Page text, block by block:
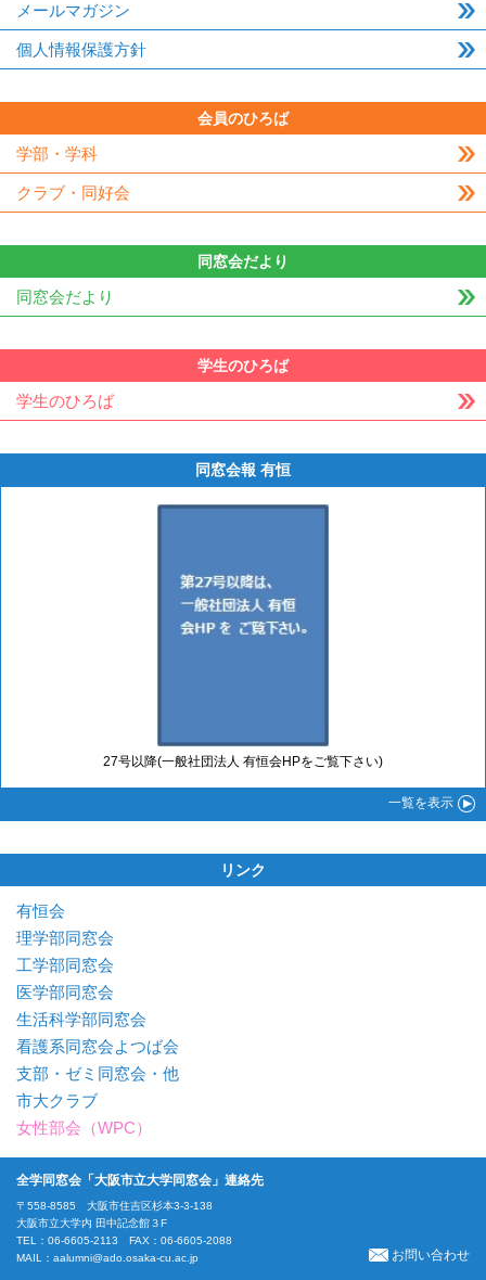
メールマガジン
個人情報保護方針
会員のひろば
学部・学科
クラブ・同好会
同窓会だより
同窓会だより
学生のひろば
学生のひろば
同窓会報 有恒
27号以降(一般社団法人 有恒会HPをご覧下さい)
一覧を表示
リンク
有恒会
理学部同窓会
工学部同窓会
医学部同窓会
生活科学部同窓会
看護系同窓会よつば会
支部・ゼミ同窓会・他
市大クラブ
女性部会（WPC）
全学同窓会「大阪市立大学同窓会」連絡先
〒558-8585 大阪市住吉区杉本3-3-138
大阪市立大学内 田中記念館３F
TEL：06-6605-2113 FAX：06-6605-2088
MAIL： aalumni@ado.osaka-cu.ac.jp お問い合わせ